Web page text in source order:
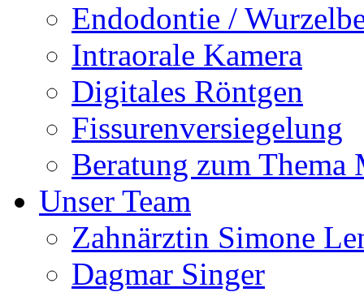
Endodontie /
Intraorale Kamera
Digitales Röntgen
Fissurenversiegelung
Beratung zum Thema
Unser Team
Zahnärztin Simone
Dagmar Singer